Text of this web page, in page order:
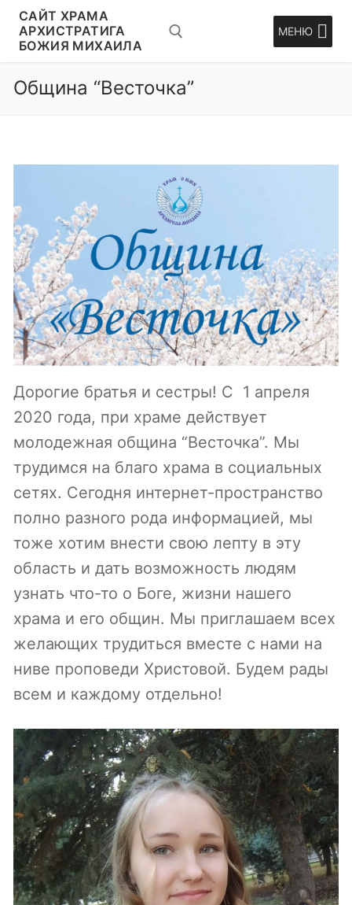
Перейти
содержимому
CАЙТ ХРАМА
АРХИСТРАТИГА
БОЖИЯ МИХАИЛА
Искать:
МЕНЮ
Община “Весточка”
Дорогие братья и сестры! С 1 апреля
2020 года, при храме действует
молодежная община “Весточка”. Мы
трудимся на благо храма в социальных
сетях. Сегодня интернет-пространство
полно разного рода информацией, мы
тоже хотим внести свою лепту в эту
область и дать возможность людям
узнать что-то о Боге, жизни нашего
храма и его общин. Мы приглашаем всех
желающих трудиться вместе с нами на
ниве проповеди Христовой. Будем рады
всем и каждому отдельно!